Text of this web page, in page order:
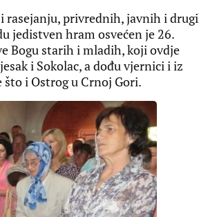
rasejanju, privrednih, javnih i
jedistven hram osvećen je 26.
Bogu starih i mladih, koji ovdje
i Sokolac, a dođu vjernici i iz
i Ostrog u Crnoj Gori.